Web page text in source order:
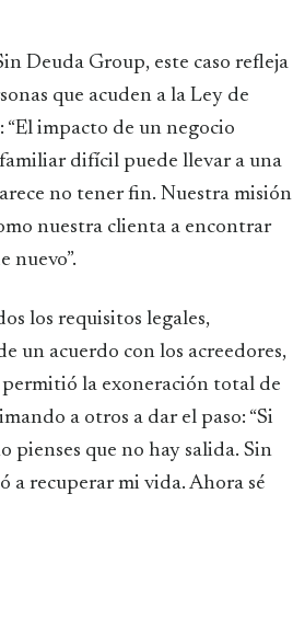
Deuda Group, este caso refleja
que acuden a la Ley de
impacto de un negocio
difícil puede llevar a una
no tener fin. Nuestra misión
nuestra clienta a encontrar
nuevo”.
los requisitos legales,
un acuerdo con los acreedores,
la exoneración total de
a otros a dar el paso: “Si
pienses que no hay salida. Sin
a recuperar mi vida. Ahora sé